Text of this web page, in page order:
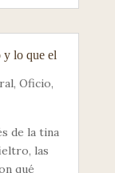
y lo que el
, Oficio,
de la tina
las
qué